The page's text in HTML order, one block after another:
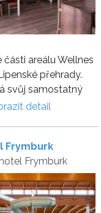
areálu Wellnes
přehrady.
svůj samostatný
detail
Frymburk
Frymburk